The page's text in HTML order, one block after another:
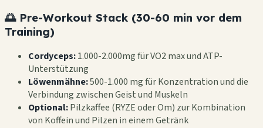
🌅 Pre-Workout Stack (30-60 min vor dem
Training)
Cordyceps:1.000-2.000mg für VO2 max und ATP-
Unterstützung
Löwenmähne:500-1.000 mg für Konzentration und die
Verbindung zwischen Geist und Muskeln
Optional:Pilzkaffee (RYZE oder Om) zur Kombination
von Koffein und Pilzen in einem Getränk